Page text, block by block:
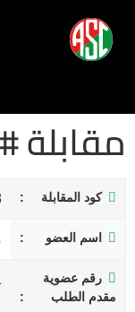
مقابلة #58
كود المقابلة
اسم العضو
رقم عضوية
مقدم الطلب